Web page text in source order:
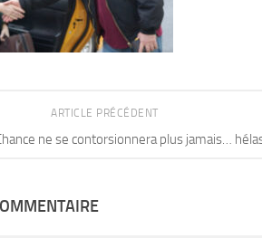
ARTICLE PRÉCÉDENT
ne se contorsionnera plus jamais…